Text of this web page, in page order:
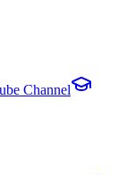
Channel